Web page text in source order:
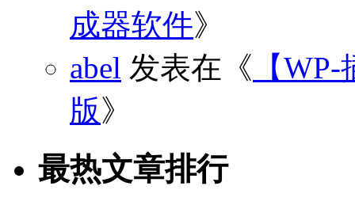
成器软件》
abel 发表在《 【
版》
最热文章排行